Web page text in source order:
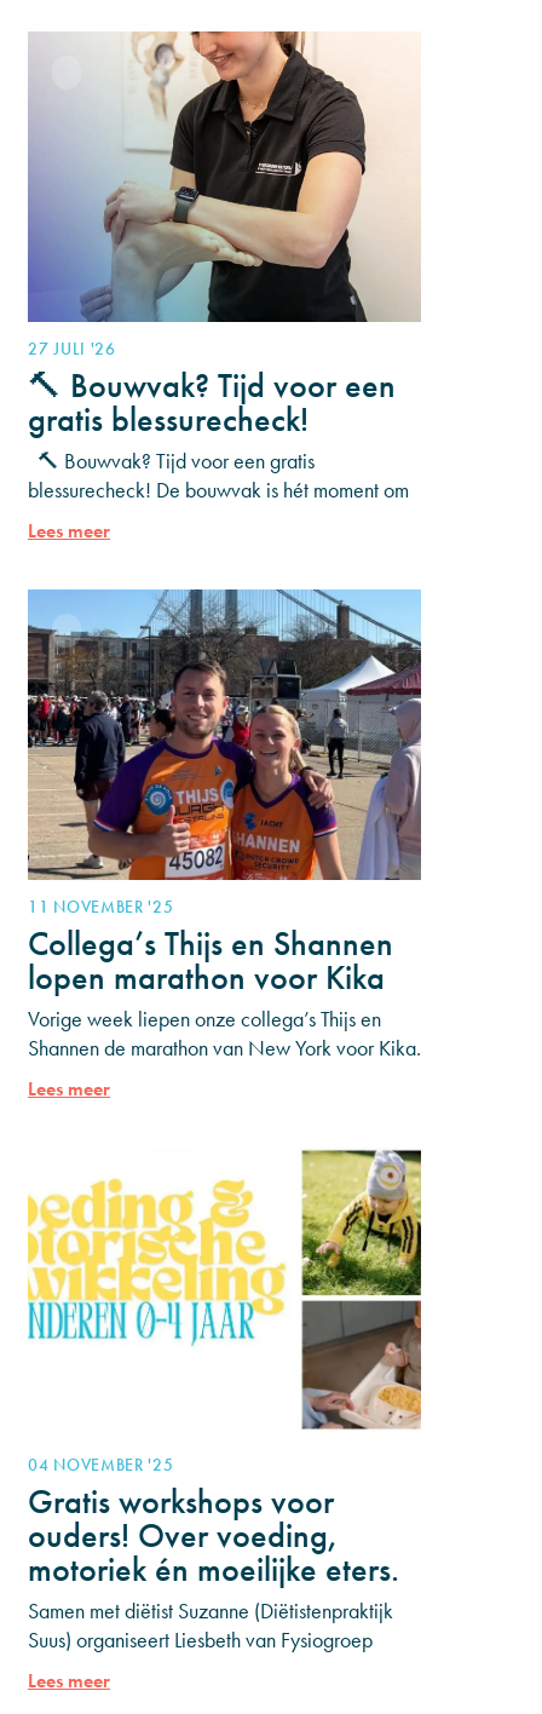
27 JULI '26
🔨 Bouwvak? Tijd voor een
gratis blessurecheck!
🔨 Bouwvak? Tijd voor een gratis
blessurecheck! De bouwvak is hét moment om
even op adem te komen. Heb je al een tijdje
last
Lees meer
11 NOVEMBER '25
Collega’s Thijs en Shannen
lopen marathon voor Kika
Vorige week liepen onze collega’s Thijs en
Shannen de marathon van New York voor Kika.
Met het lopen van deze marathon haalden ze
€15.000 op
Lees meer
04 NOVEMBER '25
Gratis workshops voor
ouders! Over voeding,
motoriek én moeilijke eters.
Samen met diëtist Suzanne (Diëtistenpraktijk
Suus) organiseert Liesbeth van Fysiogroep
Waterland twee gezellige én praktische
avonden vol herkenning en tips die je direct
Lees meer